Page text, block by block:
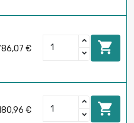
€ 
€ 